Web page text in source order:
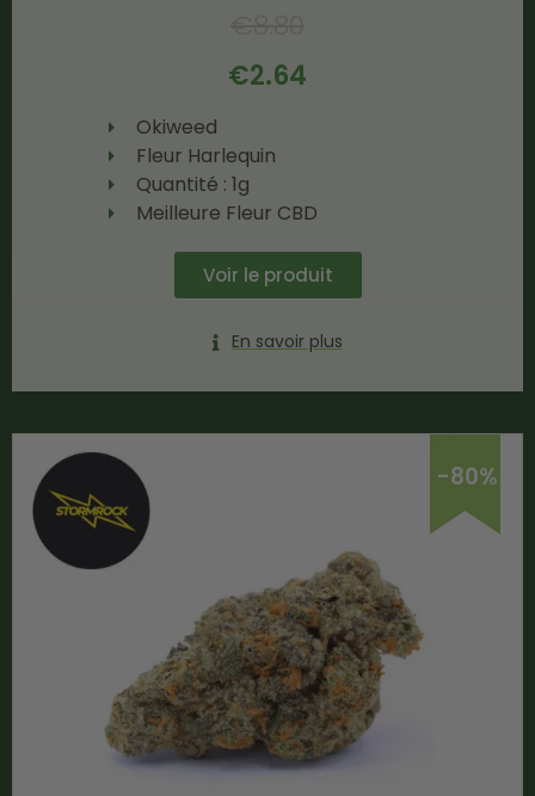
€2.64
Okiweed
Fleur Harlequin
Quantité : 1g
Meilleure Fleur CBD
Voir le produit
En savoir plus
-80%